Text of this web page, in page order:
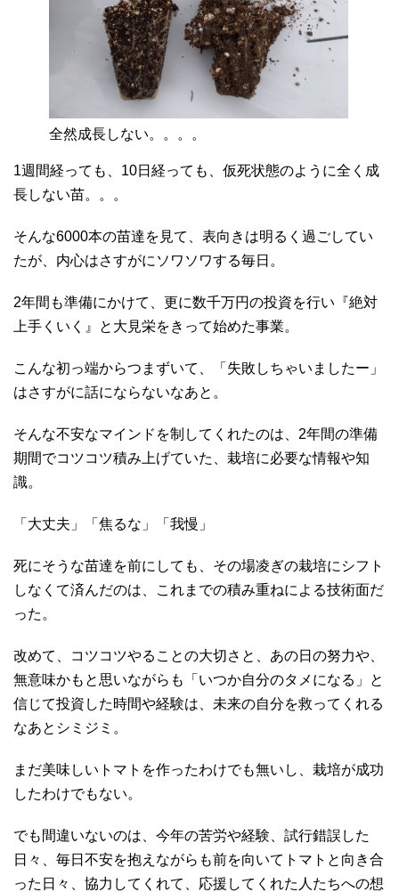
全然成長しない。。。。
1週間経っても、10日経っても、仮死状態のように全く成
長しない苗。。。
そんな6000本の苗達を見て、表向きは明るく過ごしてい
たが、内心はさすがにソワソワする毎日。
2年間も準備にかけて、更に数千万円の投資を行い『絶対
上手くいく』と大見栄をきって始めた事業。
こんな初っ端からつまずいて、「失敗しちゃいましたー」
はさすがに話にならないなあと。
そんな不安なマインドを制してくれたのは、2年間の準備
期間でコツコツ積み上げていた、栽培に必要な情報や知
識。
「大丈夫」「焦るな」「我慢」
死にそうな苗達を前にしても、その場凌ぎの栽培にシフト
しなくて済んだのは、これまでの積み重ねによる技術面だ
った。
改めて、コツコツやることの大切さと、あの日の努力や、
無意味かもと思いながらも「いつか自分のタメになる」と
信じて投資した時間や経験は、未来の自分を救ってくれる
なあとシミジミ。
まだ美味しいトマトを作ったわけでも無いし、栽培が成功
したわけでもない。
でも間違いないのは、今年の苦労や経験、試行錯誤した
日々、毎日不安を抱えながらも前を向いてトマトと向き合
った日々、協力してくれて、応援してくれた人たちへの想